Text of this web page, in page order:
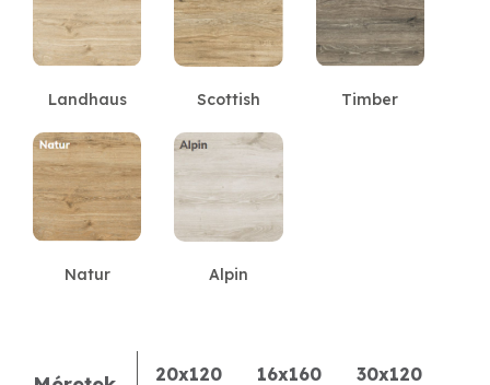
Landhaus Scottish Timber
Natur Alpin
20x120
16x160
30x120